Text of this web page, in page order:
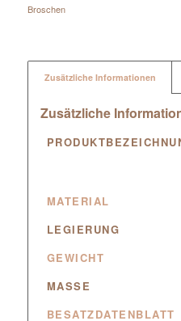
Broschen
Zusätzliche Informationen
Zusätzliche
MATERIAL
LEGIERUNG
GEWICHT
MASSE
BESATZDATENBLATT